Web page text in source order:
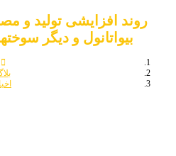
بیواتانول و دیگر سوختهای